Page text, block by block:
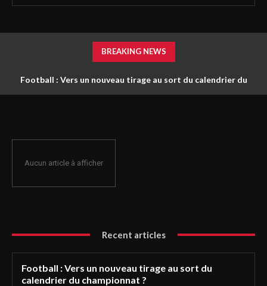
BREAKING NEWS
Football : Vers un nouveau tirage au sort du calendrier du
Aucun article à afficher
Recent articles
Football : Vers un nouveau tirage au sort du
calendrier du championnat ?